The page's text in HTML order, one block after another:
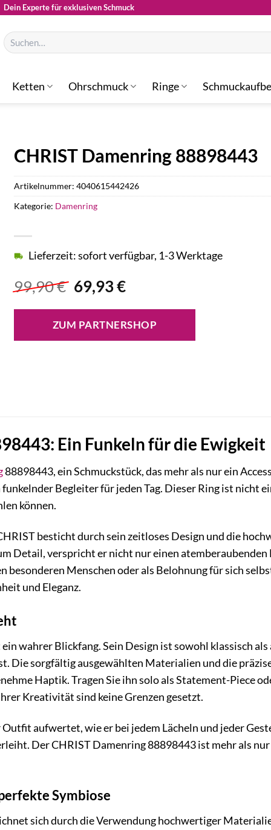
Dein Experte für exklusiven Schmuck
Suchen
nach:
Ketten Ohrschmuck Ringe
CHRIST Damenring 88898443
99,90€ Ursprünglicher
Preis
war:
99,90 €
69,93€Aktueller
ist:
69,93 €.
Lieferzeit: sofort verfügbar, 1-3 Werktage
ZUM PARTNERSHOP
Artikelnummer:4040615442426
Kategorie: Damenring
Ein Funkeln für die Ewigkeit
88898443, ein Schmuckstück, das mehr als nur ein
Begleiter für jeden Tag. Dieser Ring ist nicht
können.
besticht durch sein zeitloses Design und die
Detail, verspricht er nicht nur einen atemberaubenden
besonderen Menschen oder als Belohnung für sich
und Eleganz.
wahrer Blickfang. Sein Design ist sowohl klassisch
Die sorgfältig ausgewählten Materialien und die
Haptik. Tragen Sie ihn solo als Statement-Piece
Kreativität sind keine Grenzen gesetzt.
aufwertet, wie er bei jedem Lächeln und jeder
Der CHRIST Damenring 88898443 ist mehr als
Symbiose
sich durch die Verwendung hochwertiger